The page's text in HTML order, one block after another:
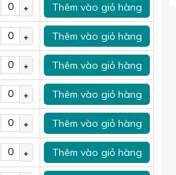
Thêm vào giỏ hàng
Thêm vào giỏ hàng
Thêm vào giỏ hàng
Thêm vào giỏ hàng
Thêm vào giỏ hàng
Thêm vào giỏ hàng